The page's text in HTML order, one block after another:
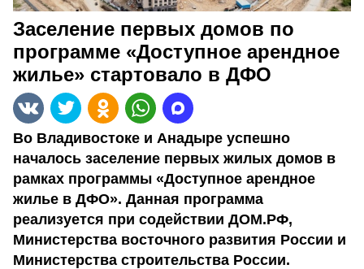
Заселение первых домов по
программе «Доступное арендное
жилье» стартовало в ДФО
Во Владивостоке и Анадыре успешно
началось заселение первых жилых домов в
рамках программы «Доступное арендное
жилье в ДФО». Данная программа
реализуется при содействии ДОМ.РФ,
Министерства восточного развития России и
Министерства строительства России.